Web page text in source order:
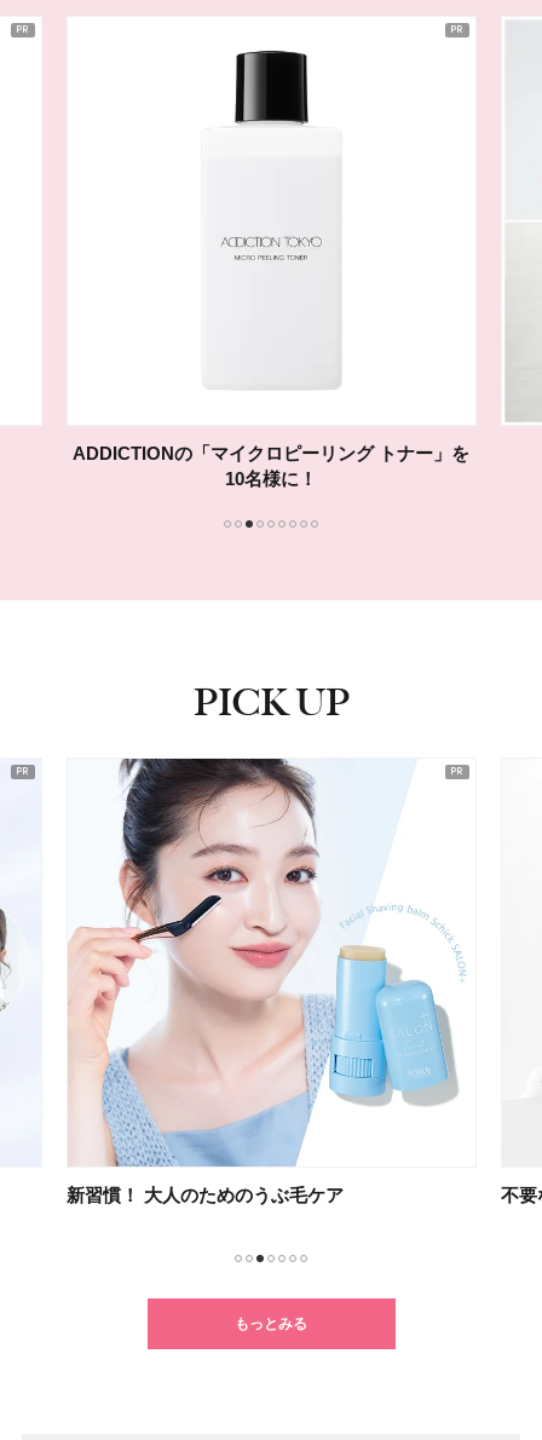
ADDICTIONの「マイクロピーリング トナー」を
10名様に！
PICK UP
新習慣！ 大人のためのうぶ毛ケア 不要
もっとみる